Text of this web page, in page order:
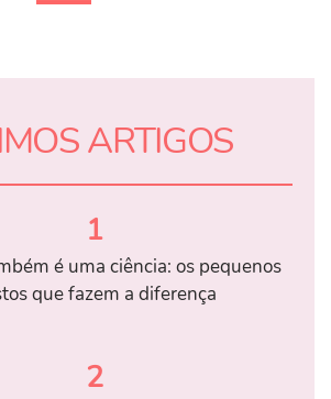
ARTIGOS
1
é uma ciência: os pequenos
que fazem a diferença
2